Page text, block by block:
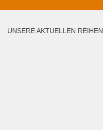
UNSERE AKTUELLEN REIHEN